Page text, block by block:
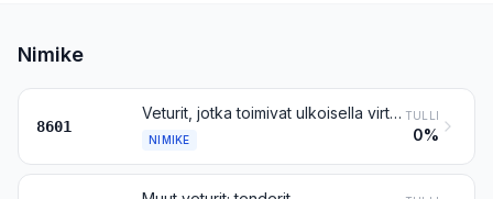
Nimike
8601
Veturit, jotka toimivat ulkoisella virtalähteellä tai sähköakuilla
NIMIKE
TULLI
0%